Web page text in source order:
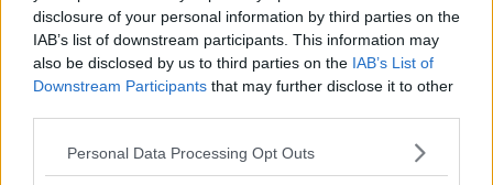
disclosure of your personal information by third parties on the
IAB’s list of downstream participants. This information may
also be disclosed by us to third parties on the IAB’s List of
Downstream Participants that may further disclose it to other
Personal Data Processing Opt Outs